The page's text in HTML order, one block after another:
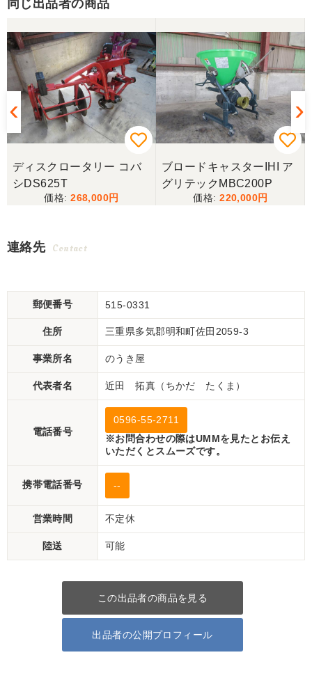
同じ出品者の商品
ディスクロータリー コバ
シDS625T
268,000
ブロードキャスターIHI ア
グリテックMBC200P
220,000
連絡先 Contact
郵便番号 515-0331
住所 三重県多気郡明和町佐田2059-3
事業所名 のうき屋
代表者名 近田 拓真（ちかだ たくま）
電話番号
0596-55-2711
※お問合わせの際はUMMを見たとお伝え
いただくとスムーズです。
携帯電話番号 --
営業時間 不定休
陸送 可能
この出品者の商品を見る
出品者の公開プロフィール